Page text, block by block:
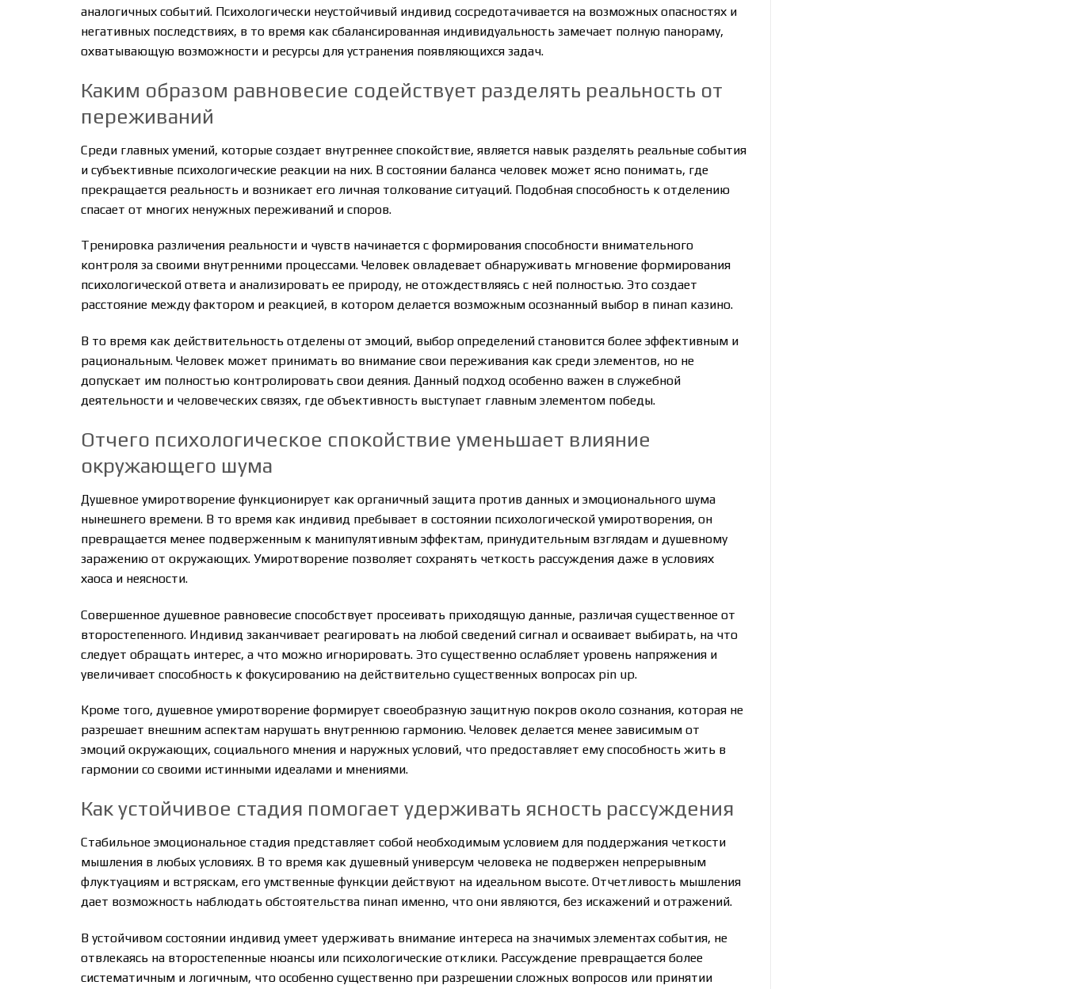
аналогичных событий. Психологически неустойчивый индивид сосредотачивается на возможных опасностях и
негативных последствиях, в то время как сбалансированная индивидуальность замечает полную панораму,
охватывающую возможности и ресурсы для устранения появляющихся задач.
Каким образом равновесие содействует разделять реальность от
переживаний
Среди главных умений, которые создает внутреннее спокойствие, является навык разделять реальные события
и субъективные психологические реакции на них. В состоянии баланса человек может ясно понимать, где
прекращается реальность и возникает его личная толкование ситуаций. Подобная способность к отделению
спасает от многих ненужных переживаний и споров.
Тренировка различения реальности и чувств начинается с формирования способности внимательного
контроля за своими внутренними процессами. Человек овладевает обнаруживать мгновение формирования
психологической ответа и анализировать ее природу, не отождествляясь с ней полностью. Это создает
расстояние между фактором и реакцией, в котором делается возможным осознанный выбор в пинап казино.
В то время как действительность отделены от эмоций, выбор определений становится более эффективным и
рациональным. Человек может принимать во внимание свои переживания как среди элементов, но не
допускает им полностью контролировать свои деяния. Данный подход особенно важен в служебной
деятельности и человеческих связях, где объективность выступает главным элементом победы.
Отчего психологическое спокойствие уменьшает влияние
окружающего шума
Душевное умиротворение функционирует как органичный защита против данных и эмоционального шума
нынешнего времени. В то время как индивид пребывает в состоянии психологической умиротворения, он
превращается менее подверженным к манипулятивным эффектам, принудительным взглядам и душевному
заражению от окружающих. Умиротворение позволяет сохранять четкость рассуждения даже в условиях
хаоса и неясности.
Совершенное душевное равновесие способствует просеивать приходящую данные, различая существенное от
второстепенного. Индивид заканчивает реагировать на любой сведений сигнал и осваивает выбирать, на что
следует обращать интерес, а что можно игнорировать. Это существенно ослабляет уровень напряжения и
увеличивает способность к фокусированию на действительно существенных вопросах pin up.
Кроме того, душевное умиротворение формирует своеобразную защитную покров около сознания, которая не
разрешает внешним аспектам нарушать внутреннюю гармонию. Человек делается менее зависимым от
эмоций окружающих, социального мнения и наружных условий, что предоставляет ему способность жить в
гармонии со своими истинными идеалами и мнениями.
Как устойчивое стадия помогает удерживать ясность рассуждения
Стабильное эмоциональное стадия представляет собой необходимым условием для поддержания четкости
мышления в любых условиях. В то время как душевный универсум человека не подвержен непрерывным
флуктуациям и встряскам, его умственные функции действуют на идеальном высоте. Отчетливость мышления
дает возможность наблюдать обстоятельства пинап именно, что они являются, без искажений и отражений.
В устойчивом состоянии индивид умеет удерживать внимание интереса на значимых элементах события, не
отвлекаясь на второстепенные нюансы или психологические отклики. Рассуждение превращается более
систематичным и логичным, что особенно существенно при разрешении сложных вопросов или принятии